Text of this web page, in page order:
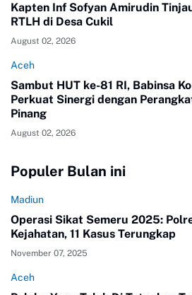
Kapten Inf Sofyan Amirudin
RTLH di Desa Cukil
August 02, 2026
Aceh
Sambut HUT ke-81 RI, Babinsa
Perkuat Sinergi dengan
Pinang
August 02, 2026
Populer Bulan ini
Madiun
Operasi Sikat Semeru 2025:
Kejahatan, 11 Kasus Terungkap
November 07, 2025
Aceh